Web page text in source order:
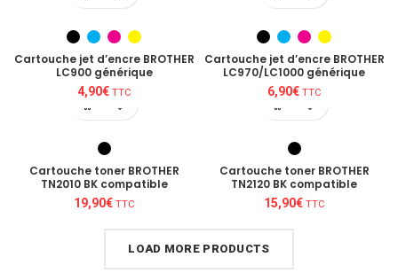
Cartouche jet d’encre BROTHER
LC900 générique
4,90€ TTC
Cartouche jet d’encre BROTHER
LC970/LC1000 générique
6,90€ TTC
Cartouche toner BROTHER
TN2010 BK compatible
19,90€ TTC
Cartouche toner BROTHER
TN2120 BK compatible
15,90€ TTC
LOAD MORE PRODUCTS